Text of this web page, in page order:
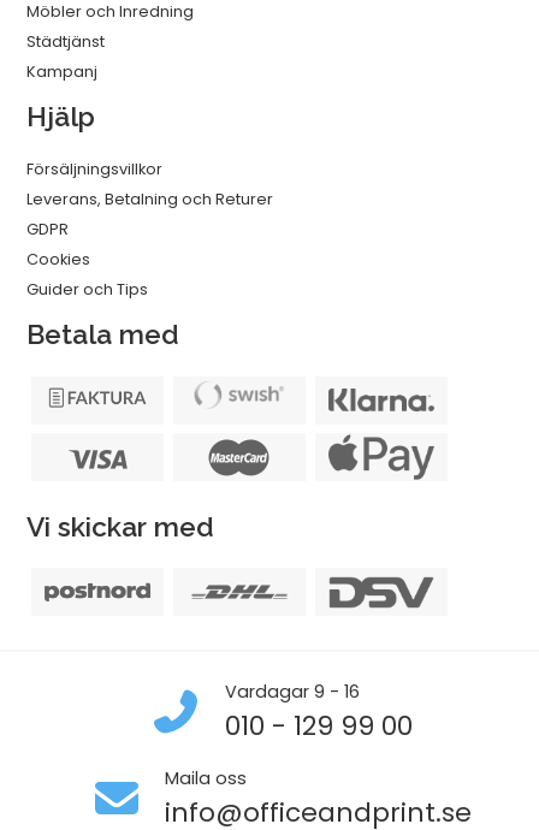
Möbler och Inredning
Städtjänst
Kampanj
Hjälp
Försäljningsvillkor
Leverans, Betalning och Returer
GDPR
Cookies
Guider och Tips
Betala med
Vi skickar med
Vardagar 9 - 16
010 - 129 99 00
Maila oss
info@officeandprint.se